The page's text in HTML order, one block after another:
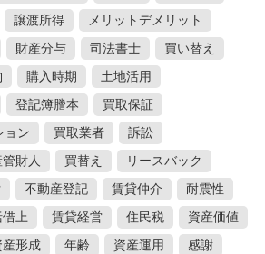
譲渡所得
メリットデメリット
財産分与 司法書士
買い替え
購入時期
土地活用
登記簿謄本
買取保証
ョン
買取業者
訴訟
財人 買替え
リースバック
不動産登記 賃貸仲介
耐震性
上 賃貸経営 住民税
資産価値
産形成 年齢 資産運用
感謝